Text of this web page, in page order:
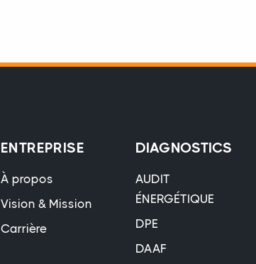
ENTREPRISE
À propos
Vision & Mission
Carrière
DIAGNOSTICS
AUDIT
ÉNERGÉTIQUE
DPE
DAAF